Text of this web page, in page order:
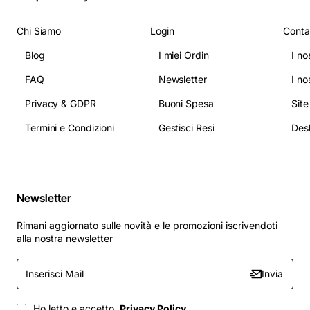
Chi Siamo
Blog
FAQ
Privacy & GDPR
Termini e Condizioni
Login
I miei Ordini
Newsletter
Buoni Spesa
Gestisci Resi
I
I
Newsletter
Rimani aggiornato sulle novità e le promozioni iscrivendoti
alla nostra newsletter
Inserisci
Mail
Invia